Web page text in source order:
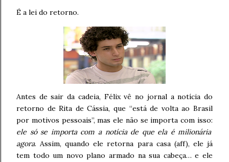
É a lei do retorno.
Antes de sair da cadeia, Félix vê no jornal a notícia do
retorno de Rita de Cássia, que “está de volta ao Brasil
por motivos pessoais”, mas ele não se importa com isso:
ele só se importa com a notícia de que ela é milionária
agora. Assim, quando ele retorna para casa (aff), ele já
tem todo um novo plano armado na sua cabeça… e ele